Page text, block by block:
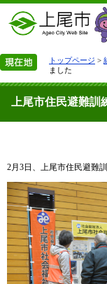
トップページ >
ました
上尾市住民避難
2月3日、上尾市住民避難